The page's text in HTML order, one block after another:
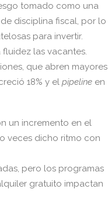
tomado como una
disciplina fiscal, por lo
para invertir.
las vacantes.
que abren mayores
18% y el pipeline en
un incremento en el
veces dicho ritmo con
pero los programas
gratuito impactan